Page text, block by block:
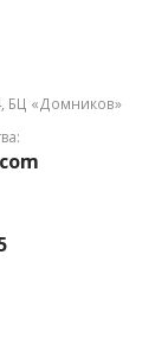
БЦ «Домников»